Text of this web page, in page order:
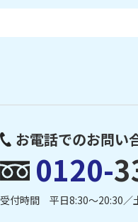
お電話でのお問い
0120-
受付時間 平日8:30〜20:30／